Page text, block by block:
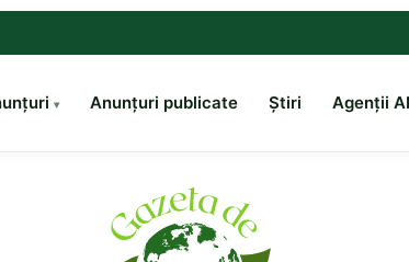
Anunțuri publicate Știri Agenții